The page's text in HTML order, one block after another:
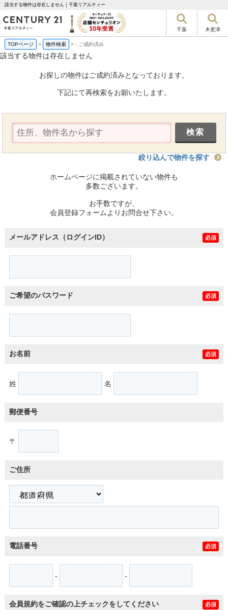
該当する物件は存在しません｜千葉リアルティー
千葉 木更津
TOPページ > 物件検索 >- ご成約済み
該当する物件は存在しません
お探しの物件はご成約済みとなっております。
下記にて再検索をお願いたします。
絞り込んで物件を探す
ホームページに掲載されていない物件も
多数ございます。
お手数ですが、
会員登録フォームよりお問合せ下さい。
メールアドレス（ログインID） 必須
ご希望のパスワード 必須
お名前 必須
姓 名
郵便番号
〒
ご住所
電話番号 必須
- -
会員規約をご確認の上チェックをしてください 必須